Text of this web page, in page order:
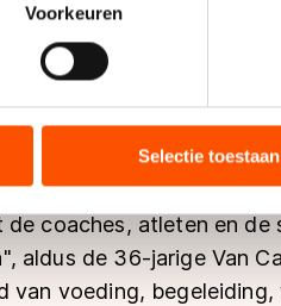
gegevens worden verwerkt en
of intrekken in de
uw gebruik van onze site met
met andere gegevens die u
gegevens doorgeven aan
de GDPR. Door op
Voorkeuren
Selectie toestaan
het sporttechnisch
Koopjesdrogisterij.nl
de coaches, atleten en
aldus de 36-jarige Van
van voeding,